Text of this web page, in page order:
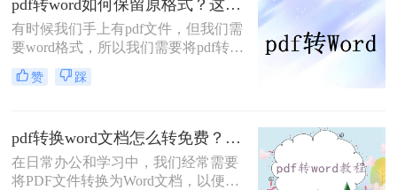
么转换成word格式不变呢？为了解决
这一问题，本文将介绍四种实用的方
法，帮助你在电脑上将PDF转换为
Word，同时保持格式不变。
pdf转word如何保留原格式？这三个实用方法一定能帮到你！
有时候我们手上有pdf文件，但我们需
要word格式，所以我们需要将pdf转
word如何保留原格式，那么你知道怎
么将pdf转word吗？小编今天给大家整
握，快快收藏起来吧。
赞 踩
pdf转换word文档怎么转免费？这三个方法分享给你！
在日常办公和学习中，我们经常需要
将PDF文件转换为Word文档，以便于